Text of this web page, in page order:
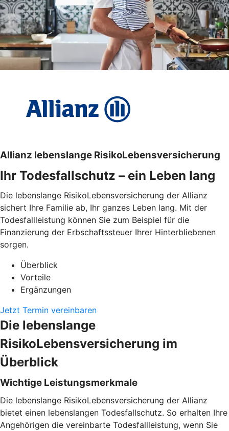
Allianz lebenslange RisikoLebensversicherung
Ihr Todesfallschutz – ein Leben lang
Die lebenslange RisikoLebensversicherung der Allianz
sichert Ihre Familie ab, Ihr ganzes Leben lang. Mit der
Todesfallleistung können Sie zum Beispiel für die
Finanzierung der Erbschaftssteuer Ihrer Hinterbliebenen
sorgen.
Überblick
Vorteile
Ergänzungen
Jetzt Termin vereinbaren
Die lebenslange
RisikoLebensversicherung im
Überblick
Wichtige Leistungsmerkmale
Die lebenslange RisikoLebensversicherung der Allianz
bietet einen lebenslangen Todesfallschutz. So erhalten Ihre
Angehörigen die vereinbarte Todesfallleistung, wenn Sie